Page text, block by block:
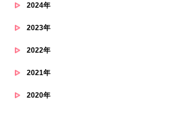
2024年
2023年
2022年
2021年
2020年